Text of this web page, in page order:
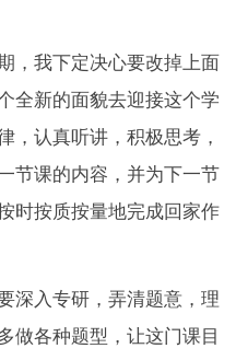
，我下定决心要改掉上面
全新的面貌去迎接这个学
，认真听讲，积极思考，
节课的内容，并为下一节
时按质按量地完成回家作
深入专研，弄清题意，理
做各种题型，让这门课目